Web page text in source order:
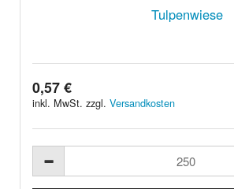
Tulpenwiese
0,57 €
inkl. MwSt. zzgl.Versandkosten